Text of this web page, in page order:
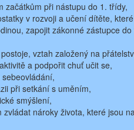
začátkům při nástupu do 1. třídy,
v rozvoji a učení dítěte,
zapojit zákonné zástupce
vztah založený na
a podpořit chuť učit se,
při setkání s uměním,
smýšlení,
nároky života, které jsou